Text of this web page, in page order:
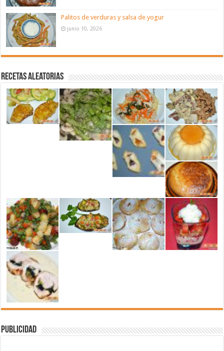
Palitos de verduras y salsa de yogur
junio 10, 2026
Recetas aleatorias
Publicidad